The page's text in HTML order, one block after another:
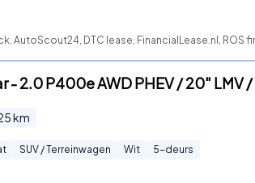
AutoScout24, DTC lease, FinancialLease.nl, ROS
- 2.0 P400e AWD PHEV / 20"
km
SUV / Terreinwagen Wit 5-deurs